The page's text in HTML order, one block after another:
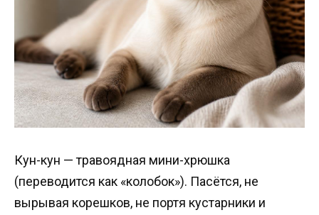
Кун-кун — травоядная мини-хрюшка
(переводится как «колобок»). Пасётся, не
вырывая корешков, не портя кустарники и